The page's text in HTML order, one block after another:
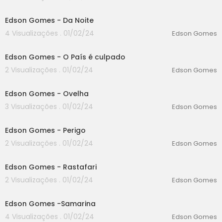
Edson Gomes - Da Noite
4 Visualizações . 01/02/24
Edson Gomes
Edson Gomes - O País é culpado
2 Visualizações . 01/02/24
Edson Gomes
Edson Gomes - Ovelha
3 Visualizações . 01/02/24
Edson Gomes
Edson Gomes - Perigo
2 Visualizações . 01/02/24
Edson Gomes
Edson Gomes - Rastafari
2 Visualizações . 01/02/24
Edson Gomes
Edson Gomes -Samarina
4 Visualizações . 01/02/24
Edson Gomes